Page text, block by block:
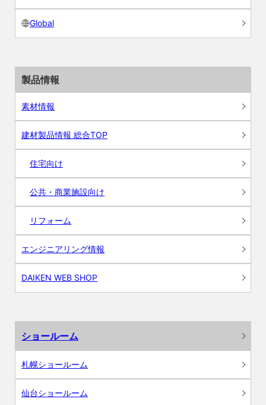
Global
製品情報
素材情報
建材製品情報 総合TOP
住宅向け
公共・商業施設向け
リフォーム
エンジニアリング情報
DAIKEN WEB SHOP
ショールーム
札幌ショールーム
仙台ショールーム